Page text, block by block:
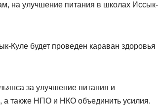
на улучшение питания в школах Иссык-
Куле будет проведен караван здоровья
за улучшение питания и
а также НПО и НКО объединить усилия.